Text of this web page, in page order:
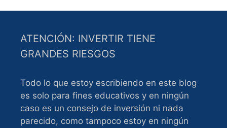
ATENCIÓN: INVERTIR TIENE
GRANDES RIESGOS
Todo lo que estoy escribiendo en este blog
es solo para fines educativos y en ningún
caso es un consejo de inversión ni nada
parecido, como tampoco estoy en ningún